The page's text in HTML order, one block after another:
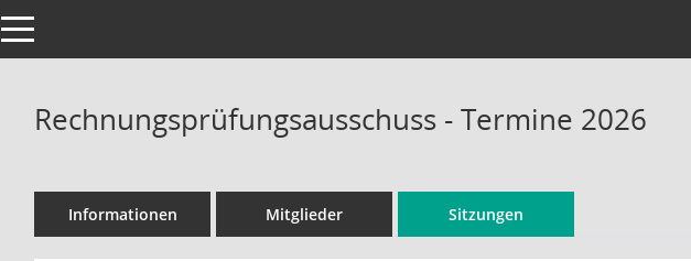
Toggle navigation
Rechnungsprüfungsausschuss - Termine 2026
Informationen Mitglieder Sitzungen